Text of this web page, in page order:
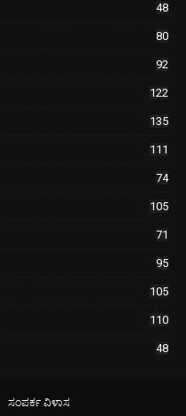
48
80
92
122
135
111
74
105
71
95
105
110
48
ಸಂಪರ್ಕ ವಿಳಾಸ